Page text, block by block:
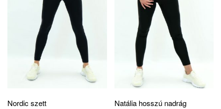
Nordic szett Natália hosszú nadrág